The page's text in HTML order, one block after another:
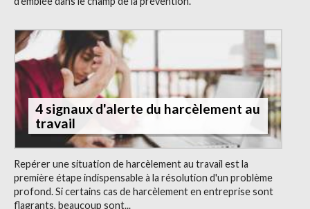
4 signaux d'alerte du harcèlement au
travail
Repérer une situation de harcèlement au travail est la
première étape indispensable à la résolution d'un problème
profond. Si certains cas de harcèlement en entreprise sont
flagrants, beaucoup sont...